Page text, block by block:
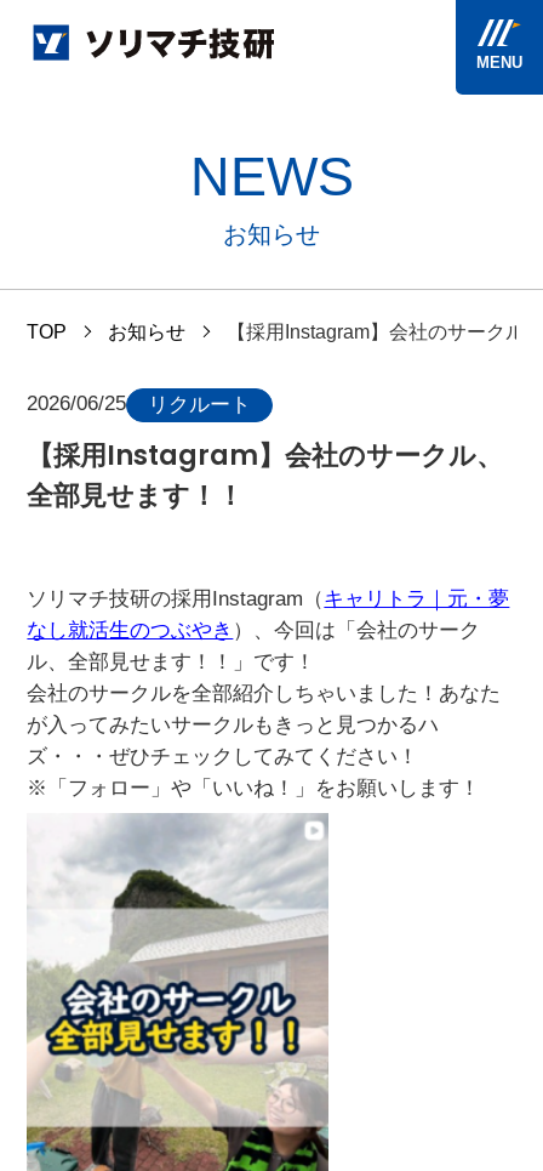
MENU
NEWS
お知らせ
TOP お知らせ 【採用Instagram】会社のサークル
2026/06/25 リクルート
【採用Instagram】会社のサークル、
全部見せます！！
ソリマチ技研の採用Instagram（キャリトラ｜元・夢
なし就活生のつぶやき ）、今回は「会社のサーク
ル、全部見せます！！」です！
会社のサークルを全部紹介しちゃいました！あなた
が入ってみたいサークルもきっと見つかるハ
ズ・・・ぜひチェックしてみてください！
※「フォロー」や「いいね！」をお願いします！